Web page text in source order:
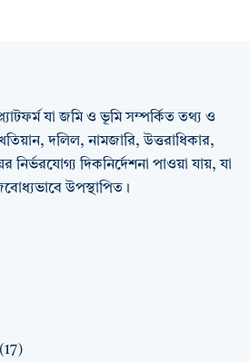
যা জমি ও ভূমি সম্পর্কিত তথ্য ও
দলিল, নামজারি, উত্তরাধিকার,
দিকনির্দেশনা পাওয়া যায়, যা
উপস্থাপিত।
(17)